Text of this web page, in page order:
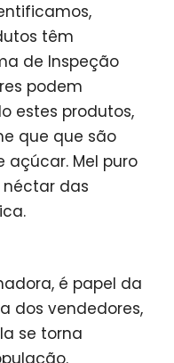
têm
de Inspeção
podem
estes produtos,
que que são
Mel puro
das
é papel da
dos vendedores,
se torna